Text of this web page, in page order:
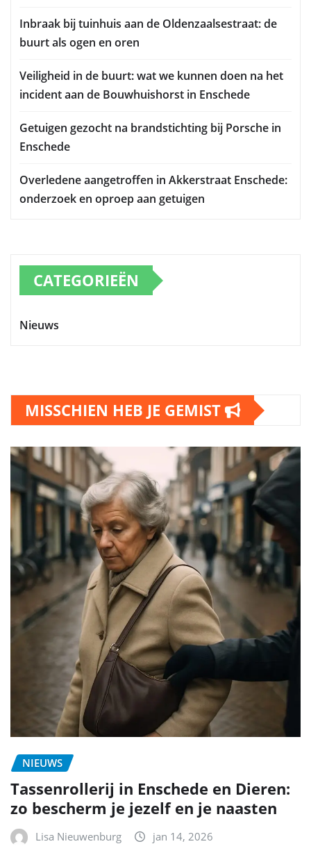
Inbraak bij tuinhuis aan de Oldenzaalsestraat: de
buurt als ogen en oren
Veiligheid in de buurt: wat we kunnen doen na het
incident aan de Bouwhuishorst in Enschede
Getuigen gezocht na brandstichting bij Porsche in
Enschede
Overledene aangetroffen in Akkerstraat Enschede:
onderzoek en oproep aan getuigen
CATEGORIEËN
Nieuws
MISSCHIEN HEB JE GEMIST
NIEUWS
Tassenrollerij in Enschede en Dieren:
zo bescherm je jezelf en je naasten
Lisa Nieuwenburg jan 14, 2026